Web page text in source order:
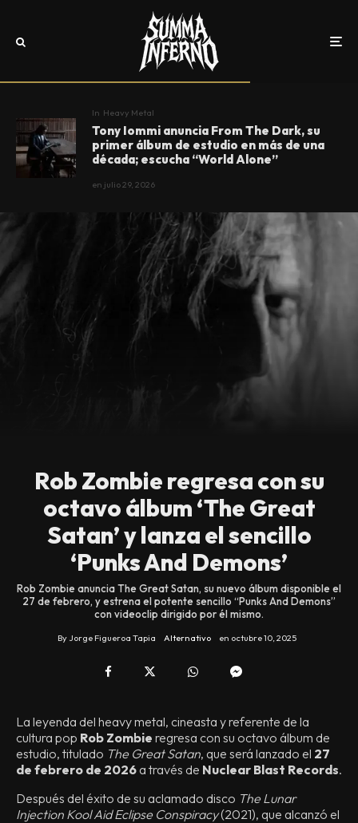
In Heavy Metal
Tony Iommi anuncia From The Dark, su
primer álbum de estudio en más de una
década; escucha “World Alone”
en julio 29, 2026
Rob Zombie regresa con su
octavo álbum ‘The Great
Satan’ y lanza el sencillo
‘Punks And Demons’
Rob Zombie anuncia The Great Satan, su nuevo álbum disponible el
27 de febrero, y estrena el potente sencillo “Punks And Demons”
con videoclip dirigido por él mismo.
By Jorge Figueroa Tapia Alternativo en octubre 10, 2025
La leyenda del heavy metal, cineasta y referente de la
cultura pop Rob Zombie regresa con su octavo álbum de
estudio, titulado The Great Satan, que será lanzado el 27
de febrero de 2026 a través de Nuclear Blast Records.
Después del éxito de su aclamado disco The Lunar
Injection Kool Aid Eclipse Conspiracy(2021), que alcanzó el